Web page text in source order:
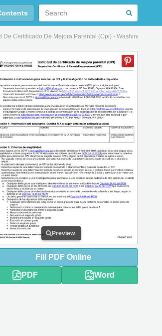
De Certificado De Mejora Parental (Cpi) - Washington
Preview
Fill PDF Online
PDF Word